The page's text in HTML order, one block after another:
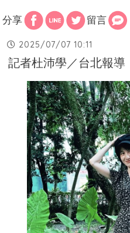
分享 留言
2025/07/07 10:11
記者杜沛學／台北報導